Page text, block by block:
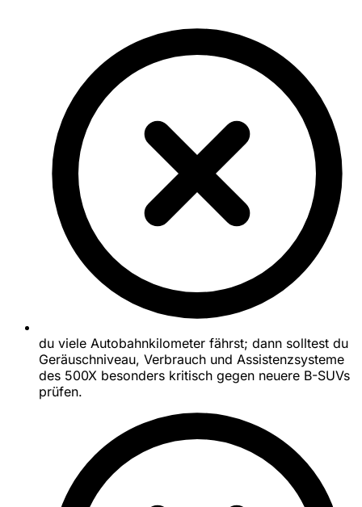
du viele Autobahnkilometer fährst; dann solltest du
Geräuschniveau, Verbrauch und Assistenzsysteme
des 500X besonders kritisch gegen neuere B-SUVs
prüfen.